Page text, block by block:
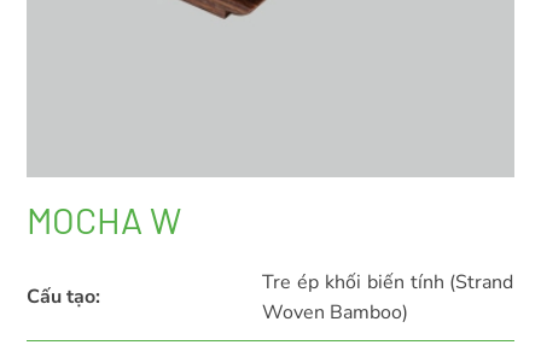
MOCHA W
Cấu tạo:
Tre ép khối biến tính (Strand
Woven Bamboo)